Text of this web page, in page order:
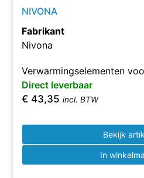
NIVONA
Fabrikant
Nivona
Verwarmingselementen
Direct leverbaar
€ 43,35 incl. BTW
Bekijk
In